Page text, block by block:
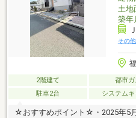
土地
築年
その
2階建て 都市ガ
駐車2台
システム
☆おすすめポイント☆・2025年5